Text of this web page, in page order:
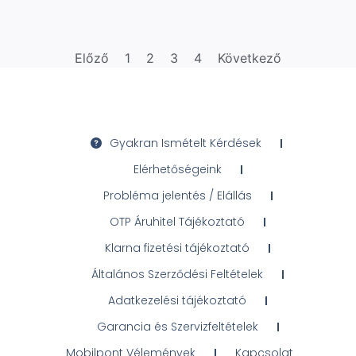
Előző 1 2 3 4 Következő
Gyakran Ismételt Kérdések
Elérhetőségeink
Probléma jelentés / Elállás
OTP Áruhitel Tájékoztató
Klarna fizetési tájékoztató
Általános Szerződési Feltételek
Adatkezelési tájékoztató
Garancia és Szervizfeltételek
Mobilpont Vélemények
Kapcsolat